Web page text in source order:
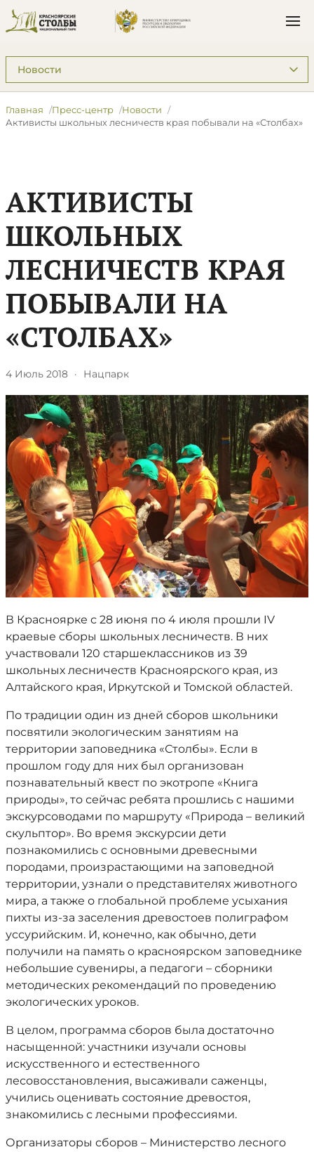
Подразделы: Пресс-центр
Главная Пресс-центр
Новости
​Активисты школьных лесничеств края побывали на «Столбах»
​АКТИВИСТЫ
ШКОЛЬНЫХ
ЛЕСНИЧЕСТВ КРАЯ
ПОБЫВАЛИ НА
«СТОЛБАХ»
4 Июль 2018 · Нацпарк
В Красноярке с 28 июня по 4 июля прошли IV
краевые сборы школьных лесничеств. В них
участвовали 120 старшеклассников из 39
школьных лесничеств Красноярского края, из
Алтайского края, Иркутской и Томской областей.
По традиции один из дней сборов школьники
посвятили экологическим занятиям на
территории заповедника «Столбы». Если в
прошлом году для них был организован
познавательный квест по экотропе «Книга
природы», то сейчас ребята прошлись с нашими
экскурсоводами по маршруту «Природа – великий
скульптор». Во время экскурсии дети
познакомились с основными древесными
породами, произрастающими на заповедной
территории, узнали о представителях животного
мира, а также о глобальной проблеме усыхания
пихты из-за заселения древостоев полиграфом
уссурийским. И, конечно, как обычно, дети
получили на память о красноярском заповеднике
небольшие сувениры, а педагоги – сборники
методических рекомендаций по проведению
экологических уроков.
В целом, программа сборов была достаточно
насыщенной: участники изучали основы
искусственного и естественного
лесовосстановления, высаживали саженцы,
учились оценивать состояние древостоя,
знакомились с лесными профессиями.
Организаторы сборов – Министерство лесного